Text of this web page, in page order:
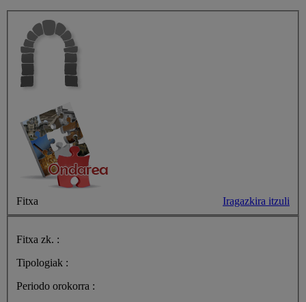
Fitxa Iragazkira itzuli
Fitxa zk. :
Tipologiak :
Periodo orokorra :